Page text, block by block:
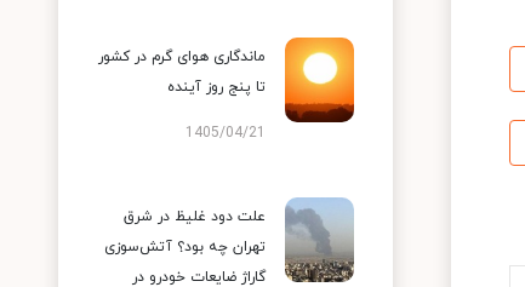
ماندگاری هوای گرم در کشور
تا پنج روز آینده
1405/04/21
علت دود غلیظ در شرق
تهران چه بود؟ آتش‌سوزی
گاراژ ضایعات خودرو در